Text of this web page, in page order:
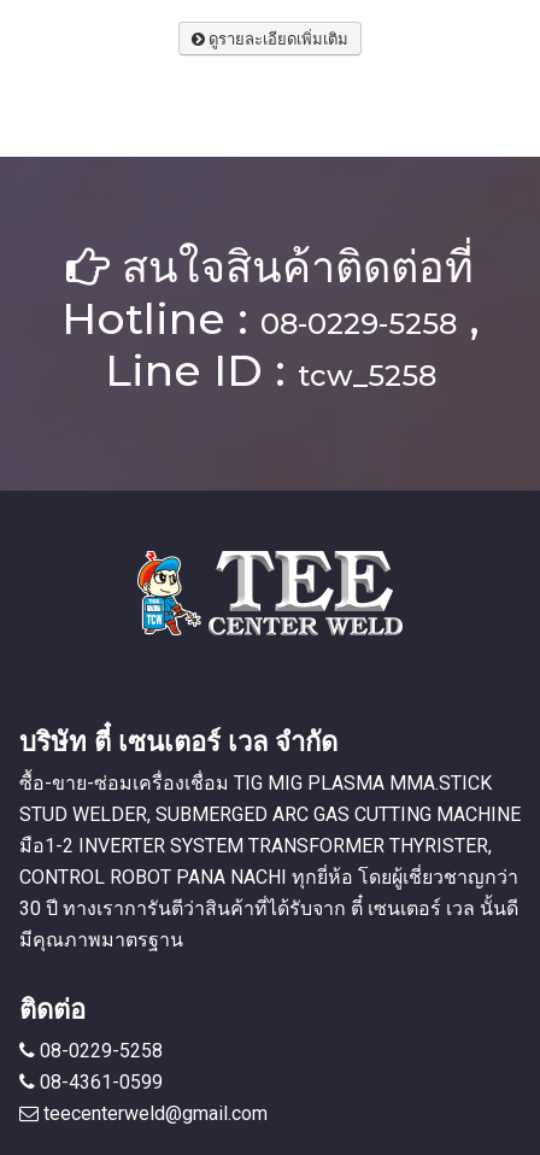
ดูรายละเอียดเพิ่มเติม
สนใจสินค้าติดต่อที่
Hotline : 08-0229-5258,
Line ID : tcw_5258
บริษัท ตี๋ เซนเตอร์ เวล จำกัด
ซื้อ-ขาย-ซ่อมเครื่องเชื่อม TIG MIG PLASMA MMA.STICK
STUD WELDER, SUBMERGED ARC GAS CUTTING MACHINE
มือ1-2 INVERTER SYSTEM TRANSFORMER THYRISTER,
CONTROL ROBOT PANA NACHI ทุกยี่ห้อ โดยผู้เชี่ยวชาญกว่า
30 ปี ทางเราการันตีว่าสินค้าที่ได้รับจาก ตี๋ เซนเตอร์ เวล นั้นดี
มีคุณภาพมาตรฐาน
ติดต่อ
08-0229-5258
08-4361-0599
teecenterweld@gmail.com